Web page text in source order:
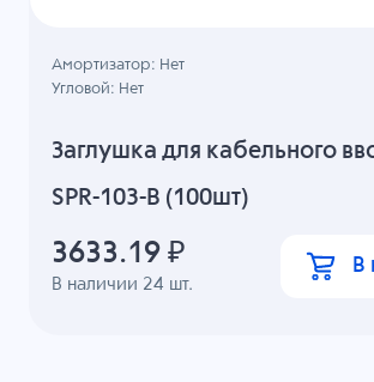
Заглушка для кабельного
SPR-103-B (100шт)
В наличии 24 шт.
Амортизатор: Нет
Угловой: Нет
3633.19 ₽ В